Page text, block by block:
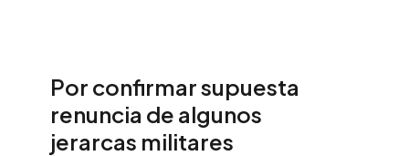
Por confirmar supuesta
renuncia de algunos
jerarcas militares